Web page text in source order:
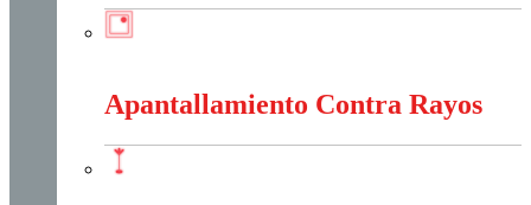
Apantallamiento Contra Rayos